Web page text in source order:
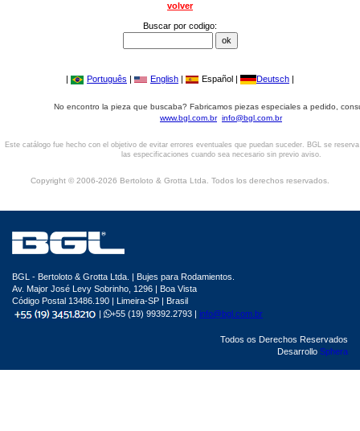
volver
Buscar por codigo:
| Português | English | Español | Deutsch |
No encontro la pieza que buscaba? Fabricamos piezas especiales a pedido,
www.bgl.com.br info@bgl.com.br
Este catálogo fue hecho con el objetivo de evitar errores eventuales que puedan suceder. BGL se
las especificaciones cuando sea necesario sin previo aviso.
Copyright © 2006-2026 Bertoloto & Grotta Ltda. Todos los derechos reservados.
BGL - Bertoloto & Grotta Ltda. | Bujes para Rodamientos.
Av. Major José Levy Sobrinho, 1296 | Boa Vista
Código Postal 13486.190 | Limeira-SP | Brasil
|
+55 (19) 99392.2793 | info@bgl.com.br
Todos os Derechos Reservados
Desarrollo Sphera